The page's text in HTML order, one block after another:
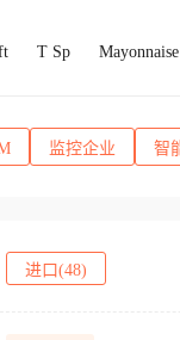
T Sp Mayonnaise
监控企业 智
进口(48)